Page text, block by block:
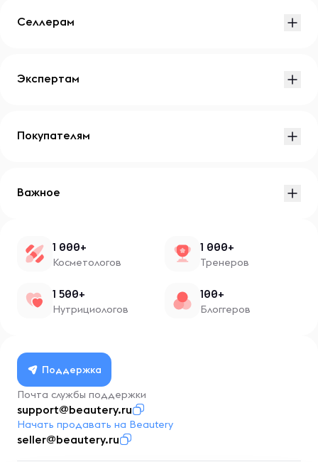
Селлерам
Экспертам
Покупателям
Важное
1 000+
Косметологов
1 000+
Тренеров
1 500+
Нутрициологов
100+
Блоггеров
Поддержка
Почта службы поддержки
support@beautery.ru
Начать продавать на Beautery
seller@beautery.ru